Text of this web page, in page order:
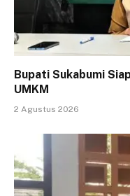
Bupati Sukabumi
UMKM
2 Agustus 2026